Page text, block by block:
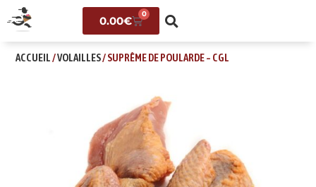
0.00€
0
ACCUEIL/VOLAILLES/ SUPRÊME DE POULARDE – CGL